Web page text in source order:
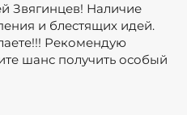
Звягинцев! Наличие
и блестящих идей.
Рекомендую
шанс получить особый